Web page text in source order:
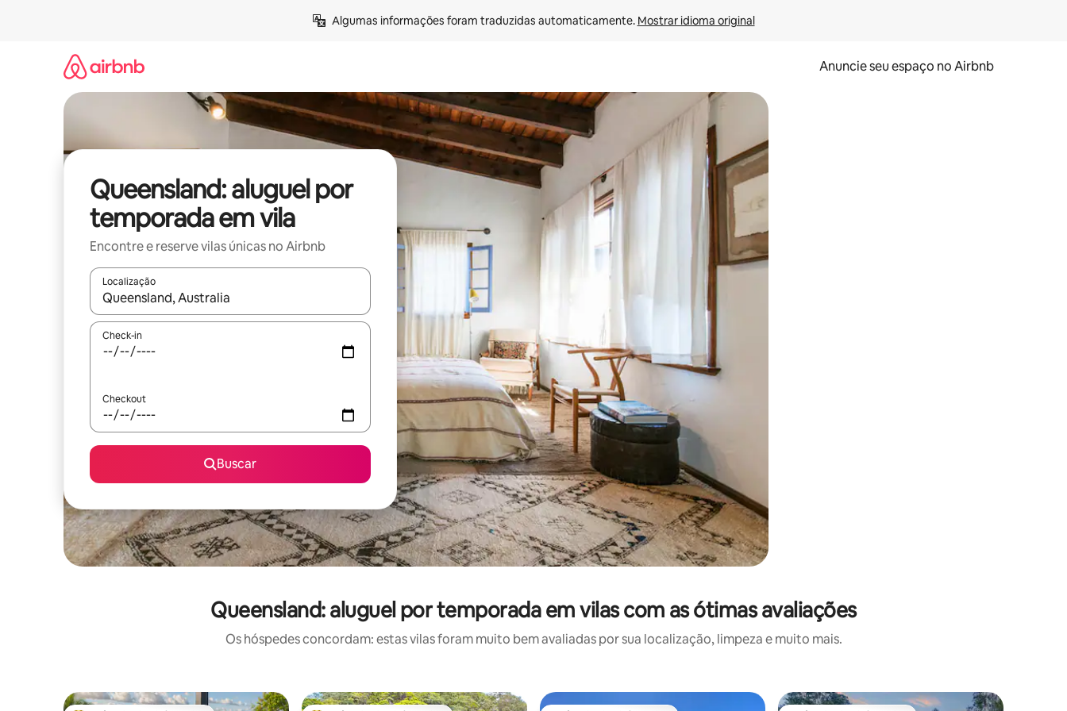
Algumas informações foram traduzidas automaticamente. Mostrar idioma original
Anuncie seu espaço no Airbnb
Queensland: aluguel por
temporada em vila
Encontre e reserve vilas únicas no Airbnb
Localização
Quando os resultados estiverem disponíveis, explore-os usando as seta para cima e para baixo do teclado ou tocando e deslizando o dedo na tela.
Check-in
Checkout
Buscar
Queensland: aluguel por temporada em vilas com as ótimas avaliações
Os hóspedes concordam: estas vilas foram muito bem avaliadas por sua localização, limpeza e muito mais.